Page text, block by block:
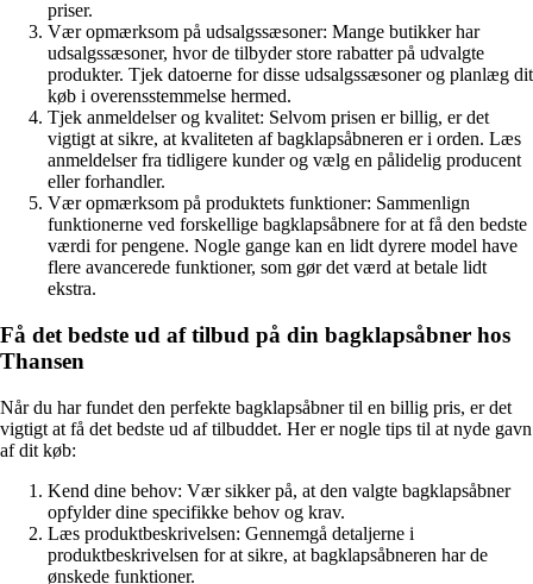
priser.
Vær opmærksom på udsalgssæsoner: Mange butikker har
udsalgssæsoner, hvor de tilbyder store rabatter på udvalgte
produkter. Tjek datoerne for disse udsalgssæsoner og planlæg dit
køb i overensstemmelse hermed.
Tjek anmeldelser og kvalitet: Selvom prisen er billig, er det
vigtigt at sikre, at kvaliteten af bagklapsåbneren er i orden. Læs
anmeldelser fra tidligere kunder og vælg en pålidelig producent
eller forhandler.
Vær opmærksom på produktets funktioner: Sammenlign
funktionerne ved forskellige bagklapsåbnere for at få den bedste
værdi for pengene. Nogle gange kan en lidt dyrere model have
flere avancerede funktioner, som gør det værd at betale lidt
ekstra.
Få det bedste ud af tilbud på din bagklapsåbner hos
Thansen
Når du har fundet den perfekte bagklapsåbner til en billig pris, er det
vigtigt at få det bedste ud af tilbuddet. Her er nogle tips til at nyde gavn
af dit køb:
Kend dine behov: Vær sikker på, at den valgte bagklapsåbner
opfylder dine specifikke behov og krav.
Læs produktbeskrivelsen: Gennemgå detaljerne i
produktbeskrivelsen for at sikre, at bagklapsåbneren har de
ønskede funktioner.